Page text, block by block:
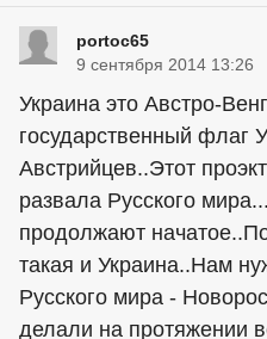
portoc65
9 сентября 2014 13:26
Украина это Австро-
государственный флаг
Австрийцев..Этот
развала Русского
продолжают
такая и Украина..Нам
Русского мира -
делали на протяжении